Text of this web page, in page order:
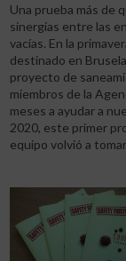
Una prueba más de
sinergias entre las
vacías. En la
destinado en
proyecto de
miembros de la
meses a ayudar a
2020, este primer
equipo volvió a